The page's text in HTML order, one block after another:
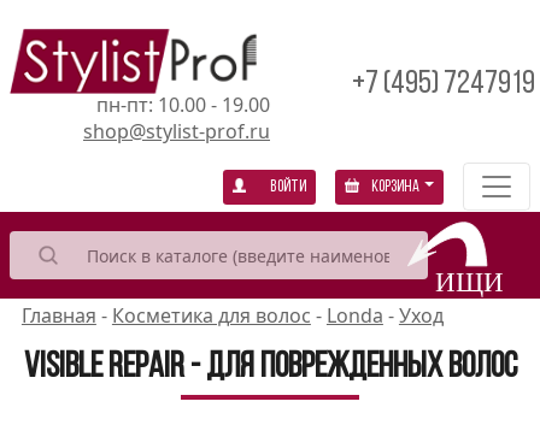
пн-пт: 10.00 - 19.00
shop@stylist-prof.ru
+7 (495) 7247919
Войти Корзина
Главная - Косметика для волос - Londa -Уход
Visible Repair - для поврежденных волос